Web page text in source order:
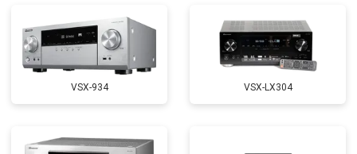
VSX-934 VSX-LX304